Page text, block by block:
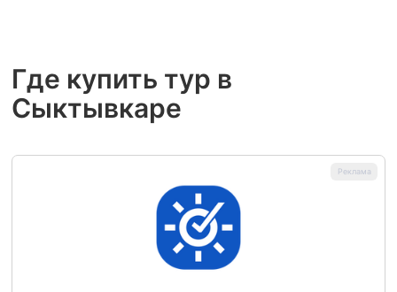
Где купить тур в
Сыктывкаре